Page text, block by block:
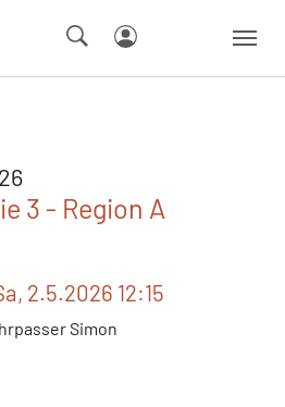
3 - Region A
2.5.2026 12:15
Simon